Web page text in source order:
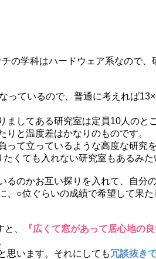
の学科はハードウェア系なので
っているので、普通に考えれば
ましてある研究室は定員10人のと
と温度差はかなりのものです。
って立っているような高度な研究
くても入れない研究室もあるみた
るのかお互い探りを入れて、自分
、○位ぐらいの成績で希望して果
、 『広くて窓があって居心地の良
思います。それにしても冗談抜き